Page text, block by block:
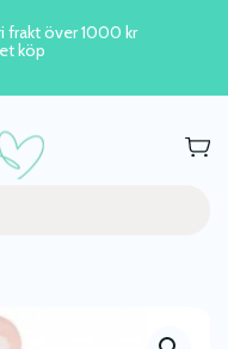
frakt över 1000 kr
köp